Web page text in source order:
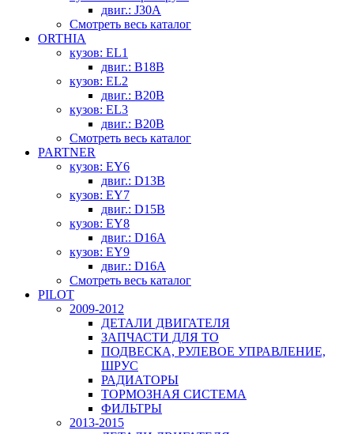
двиг.: J30A
Смотреть весь каталог
ORTHIA
кузов: EL1
двиг.: B18B
кузов: EL2
двиг.: B20B
кузов: EL3
двиг.: B20B
Смотреть весь каталог
PARTNER
кузов: EY6
двиг.: D13B
кузов: EY7
двиг.: D15B
кузов: EY8
двиг.: D16A
кузов: EY9
двиг.: D16A
Смотреть весь каталог
PILOT
2009-2012
ДЕТАЛИ ДВИГАТЕЛЯ
ЗАПЧАСТИ ДЛЯ ТО
ПОДВЕСКА, РУЛЕВОЕ УПРАВЛЕНИЕ,
ШРУС
РАДИАТОРЫ
ТОРМОЗНАЯ СИСТЕМА
ФИЛЬТРЫ
2013-2015